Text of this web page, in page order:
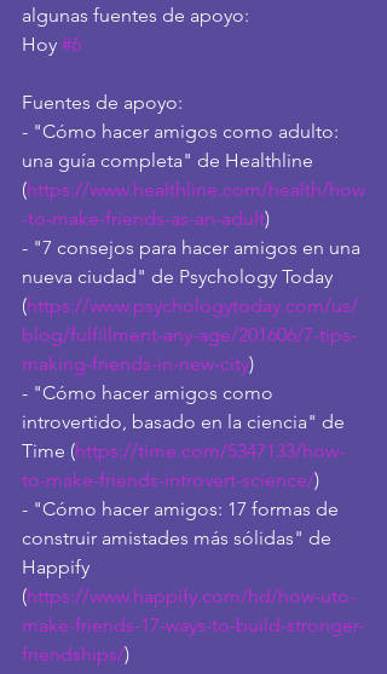
algunas fuentes de apoyo:
Hoy #6
Fuentes de apoyo:
- "Cómo hacer amigos como adulto:
una guía completa" de Healthline
(https://www.healthline.com/health/how
-to-make-friends-as-an-adult)
- "7 consejos para hacer amigos en una
nueva ciudad" de Psychology Today
(https://www.psychologytoday.com/us/
blog/fulfillment-any-age/201606/7-tips-
making-friends-in-new-city)
- "Cómo hacer amigos como
introvertido, basado en la ciencia" de
Time (https://time.com/5347133/how-
to-make-friends-introvert-science/)
- "Cómo hacer amigos: 17 formas de
construir amistades más sólidas" de
Happify
(https://www.happify.com/hd/how-uto-
make-friends-17-ways-to-build-stronger-
friendships/)